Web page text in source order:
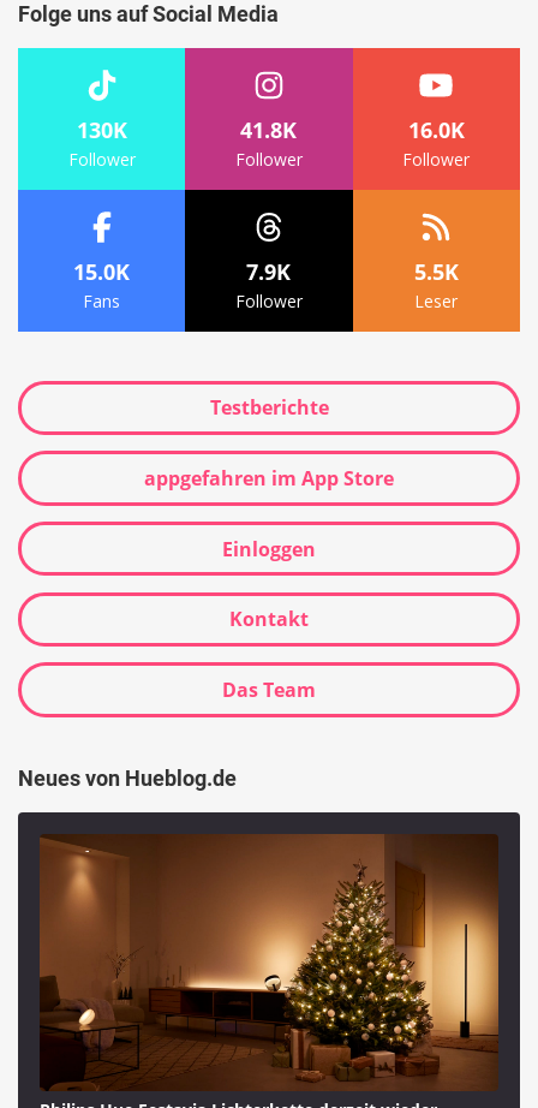
Folge uns auf Social Media
130K
Follower
41.8K
Follower
16.0K
Follower
15.0K
Fans
7.9K
Follower
5.5K
Leser
Testberichte
appgefahren im App Store
Einloggen
Kontakt
Das Team
Neues von Hueblog.de